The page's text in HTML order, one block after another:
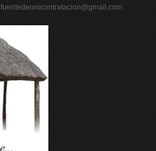
fuentedeorocontratacion@gmail.com